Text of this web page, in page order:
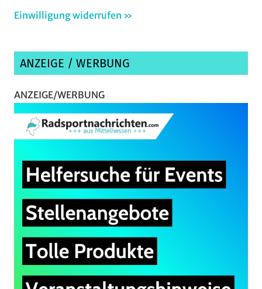
Einwilligung widerrufen »
ANZEIGE / WERBUNG
ANZEIGE/WERBUNG